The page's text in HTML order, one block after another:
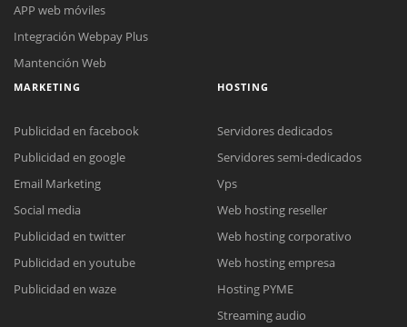
Reunión online
Meet para la reunión online.
Cotización
Chat Online
Todos nuestros ejecutivos están fuera de línea. Complete el formulario
APP web móviles
Integración Webpay Plus
Mantención Web
MARKETING
Publicidad en facebook
Publicidad en google
Email Marketing
Social media
Publicidad en twitter
Publicidad en youtube
Publicidad en waze
HOSTING
Servidores dedicados
Servidores semi-dedicados
Vps
Web hosting reseller
Web hosting corporativo
Web hosting empresa
Hosting PYME
Streaming audio